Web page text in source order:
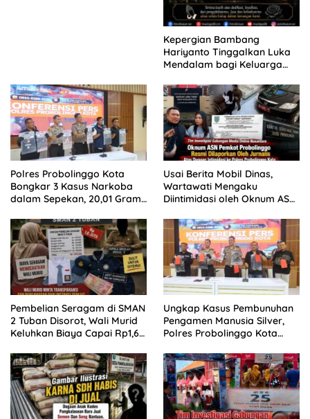
Kepergian Bambang
Hariyanto Tinggalkan Luka
Mendalam bagi Keluarga
Polres Probolinggo Kota
Bongkar 3 Kasus Narkoba
dalam Sepekan, 20,01 Gram
Usai Berita Mobil Dinas,
Wartawati Mengaku
Diintimidasi oleh Oknum ASN
Tempuh Jalur Hukum
Pembelian Seragam di SMAN
2 Tuban Disorot, Wali Murid
Keluhkan Biaya Capai Rp1,6
Ungkap Kasus Pembunuhan
Pengamen Manusia Silver,
Polres Probolinggo Kota